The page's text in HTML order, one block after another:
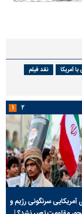
آمریکا
نقد فیلم
آمریکایی سرنگونی رژیم و
۱ ۲